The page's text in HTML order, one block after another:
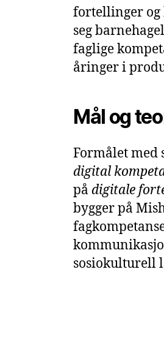
fortellinger og
seg
faglige
åringer i
Mål og
Formålet
digital
på digitale
bygger på
sosiokulturell